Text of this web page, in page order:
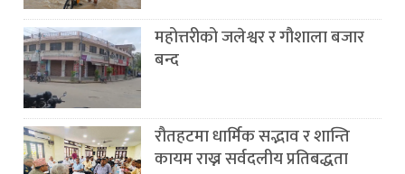
महोत्तरीको जलेश्वर र गौशाला बजार
बन्द
रौतहटमा धार्मिक सद्भाव र शान्ति
कायम राख्न सर्वदलीय प्रतिबद्धता